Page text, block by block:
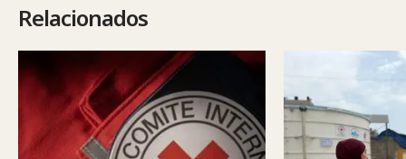
Relacionados